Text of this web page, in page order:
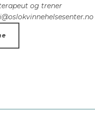
og trener